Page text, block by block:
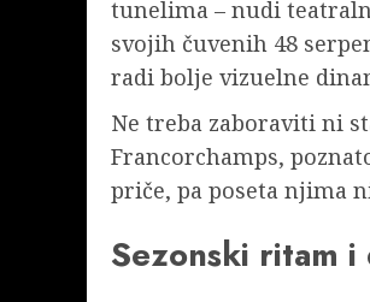
tunelima – nudi
svojih čuvenih 48
radi bolje vizuelne
Ne treba zaboraviti ni
Francorchamps,
priče, pa poseta njima
Sezonski ritam